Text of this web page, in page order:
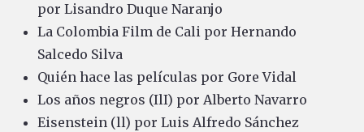
por Lisandro Duque Naranjo
La Colombia Film de Cali por Hernando
Salcedo Silva
Quién hace las películas por Gore Vidal
Los años negros (IlI) por Alberto Navarro
Eisenstein (ll) por Luis Alfredo Sánchez